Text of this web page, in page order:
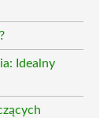
Idealny